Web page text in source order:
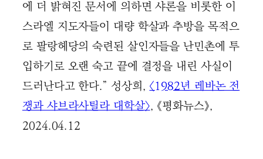
에 더 밝혀진 문서에 의하면 샤론을 비롯한 이
스라엘 지도자들이 대량 학살과 추방을 목적으
로 팔랑헤당의 숙련된 살인자들을 난민촌에 투
입하기로 오랜 숙고 끝에 결정을 내린 사실이
드러난다고 한다.” 성상희,〈1982년 레바논 전
쟁과 샤브라사틸라 대학살〉, 《평화뉴스》,
2024.04.12